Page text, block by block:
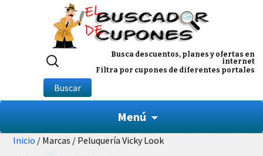
Busca descuentos, planes y ofertas en
internet
Filtra por cupones de diferentes portales
Buscar
por:
Buscar
Menú
Inicio / Marcas / Peluquería Vicky Look